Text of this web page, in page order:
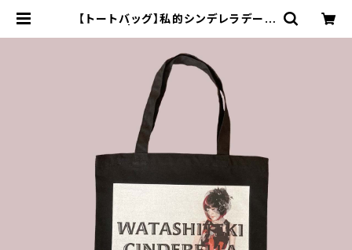
【トートバッグ】私的シンデレラデーV